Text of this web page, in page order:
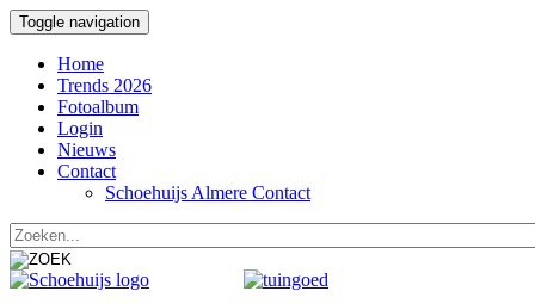
Toggle navigation
Home
Trends 2026
Fotoalbum
Login
Nieuws
Contact
Schoehuijs Almere Contact